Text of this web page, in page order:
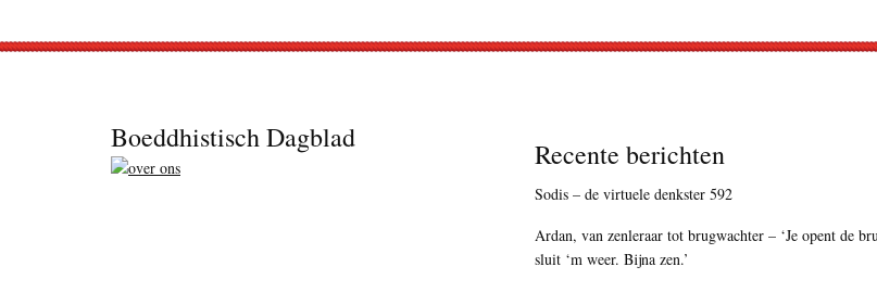
Boeddhistisch Dagblad Recente berichten
Sodis – de virtuele denkster 592
Ardan, van zenleraar tot brugwachter – ‘Je opent de
sluit ‘m weer. Bijna zen.’